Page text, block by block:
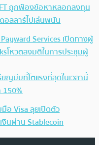
ถูกฟ้องข้อหาหลอกลงทุน
อลลาร์ไปเล่นพนัน
Services เปิดทางผู้
โหวตลงมติในการประชุมผู้
ญมีมที่โตแรงที่สุดในเวลานี้
150%
อ Visa ลุยเปิดตัว
งินผ่าน Stablecoin